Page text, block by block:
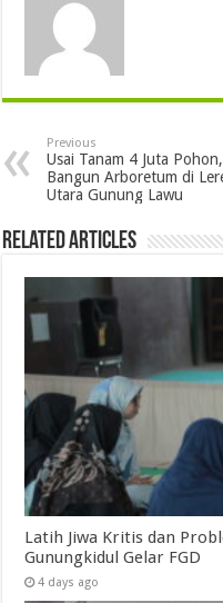
Previous
Usai Tanam 4 Juta
Bangun Arboretum di
Utara Gunung Lawu
Related Articles
Latih Jiwa Kritis dan
Gunungkidul Gelar FGD
4 days ago